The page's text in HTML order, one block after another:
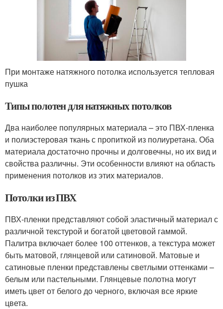
При монтаже натяжного потолка используется тепловая
пушка
Типы полотен для натяжных потолков
Два наиболее популярных материала – это ПВХ-пленка
и полиэстеровая ткань с пропиткой из полиуретана. Оба
материала достаточно прочны и долговечны, но их вид и
свойства различны. Эти особенности влияют на область
применения потолков из этих материалов.
Потолки из ПВХ
ПВХ-пленки представляют собой эластичный материал с
различной текстурой и богатой цветовой гаммой.
Палитра включает более 100 оттенков, а текстура может
быть матовой, глянцевой или сатиновой. Матовые и
сатиновые пленки представлены светлыми оттенками –
белым или пастельными. Глянцевые полотна могут
иметь цвет от белого до черного, включая все яркие
цвета.